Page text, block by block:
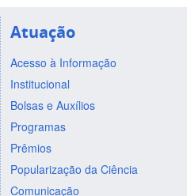
Atuação
Acesso à Informação
Institucional
Bolsas e Auxílios
Programas
Prêmios
Popularização da Ciência
Comunicação